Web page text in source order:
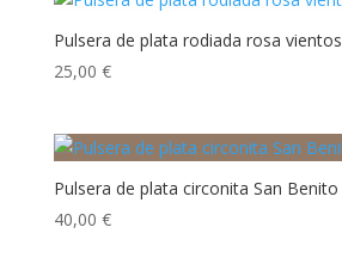
Pulsera de plata rodiada rosa vientos
25,00 €
Pulsera de plata circonita San Benito
40,00 €